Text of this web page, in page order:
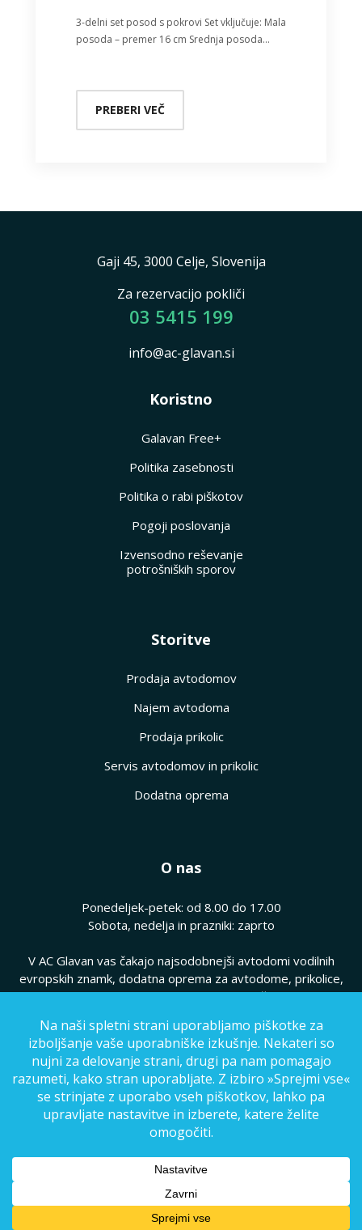
3-delni set posod s pokrovi Set vključuje: Mala
posoda – premer 16 cm Srednja posoda…
PREBERI VEČ
Gaji 45, 3000 Celje, Slovenija
Za rezervacijo pokliči
03 5415 199
info@ac-glavan.si
Koristno
Galavan Free+
Politika zasebnosti
Politika o rabi piškotov
Pogoji poslovanja
Izvensodno reševanje
potrošniških sporov
Storitve
Prodaja avtodomov
Najem avtodoma
Prodaja prikolic
Servis avtodomov in prikolic
Dodatna oprema
O nas
Ponedeljek-petek: od 8.00 do 17.00
Sobota, nedelja in prazniki: zaprto
V AC Glavan vas čakajo najsodobnejši avtodomi vodilnih
evropskih znamk, dodatna oprema za avtodome, prikolice,
hkrati pa vam ponujamo kvaliteten servis vaših avtodomov.
© Copyright 2025, AC Glavan
Pogoji poslovanja|Politika zasebnosti